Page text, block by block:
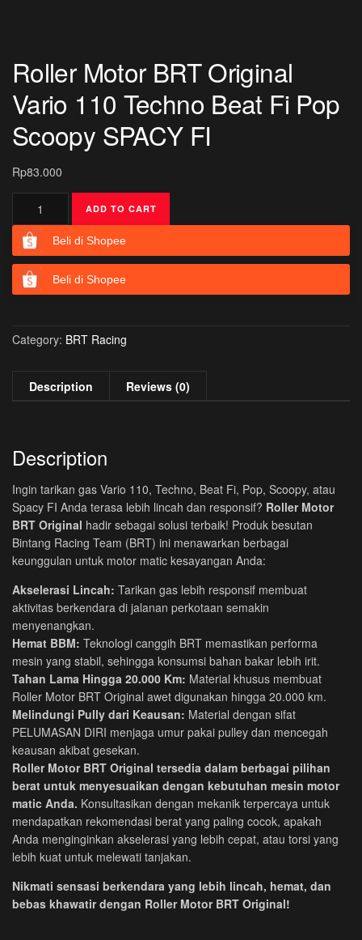
Roller Motor BRT Original
Vario 110 Techno Beat Fi Pop
Scoopy SPACY FI
Rp83.000
Motor
BRT
Original
Vario
110
Fi
Scoopy
ADD TO CART
Beli di Shopee
Beli di Shopee
Category: BRT Racing
Description Reviews (0)
Description
Ingin tarikan gas Vario 110, Techno, Beat Fi, Pop, Scoopy, atau
Spacy FI Anda terasa lebih lincah dan responsif? Roller Motor
BRT Original hadir sebagai solusi terbaik! Produk besutan
Bintang Racing Team (BRT) ini menawarkan berbagai
keunggulan untuk motor matic kesayangan Anda:
Akselerasi Lincah: Tarikan gas lebih responsif membuat
aktivitas berkendara di jalanan perkotaan semakin
menyenangkan.
Hemat BBM: Teknologi canggih BRT memastikan performa
mesin yang stabil, sehingga konsumsi bahan bakar lebih irit.
Tahan Lama Hingga 20.000 Km: Material khusus membuat
Roller Motor BRT Original awet digunakan hingga 20.000 km.
Melindungi Pully dari Keausan: Material dengan sifat
PELUMASAN DIRI menjaga umur pakai pulley dan mencegah
keausan akibat gesekan.
Roller Motor BRT Original tersedia dalam berbagai pilihan
berat untuk menyesuaikan dengan kebutuhan mesin motor
matic Anda. Konsultasikan dengan mekanik terpercaya untuk
mendapatkan rekomendasi berat yang paling cocok, apakah
Anda menginginkan akselerasi yang lebih cepat, atau torsi yang
lebih kuat untuk melewati tanjakan.
Nikmati sensasi berkendara yang lebih lincah, hemat, dan
bebas khawatir dengan Roller Motor BRT Original!